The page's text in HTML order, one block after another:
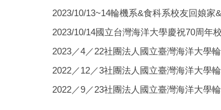
2023/10/13~14輪機系&食科系校友回娘家
2023/10/14國立台灣海洋大學慶祝70周年
2023／4／22社團法人國立臺灣海洋大學
2022／12／3社團法人國立臺灣海洋大學
2022／9／23社團法人國立臺灣海洋大學